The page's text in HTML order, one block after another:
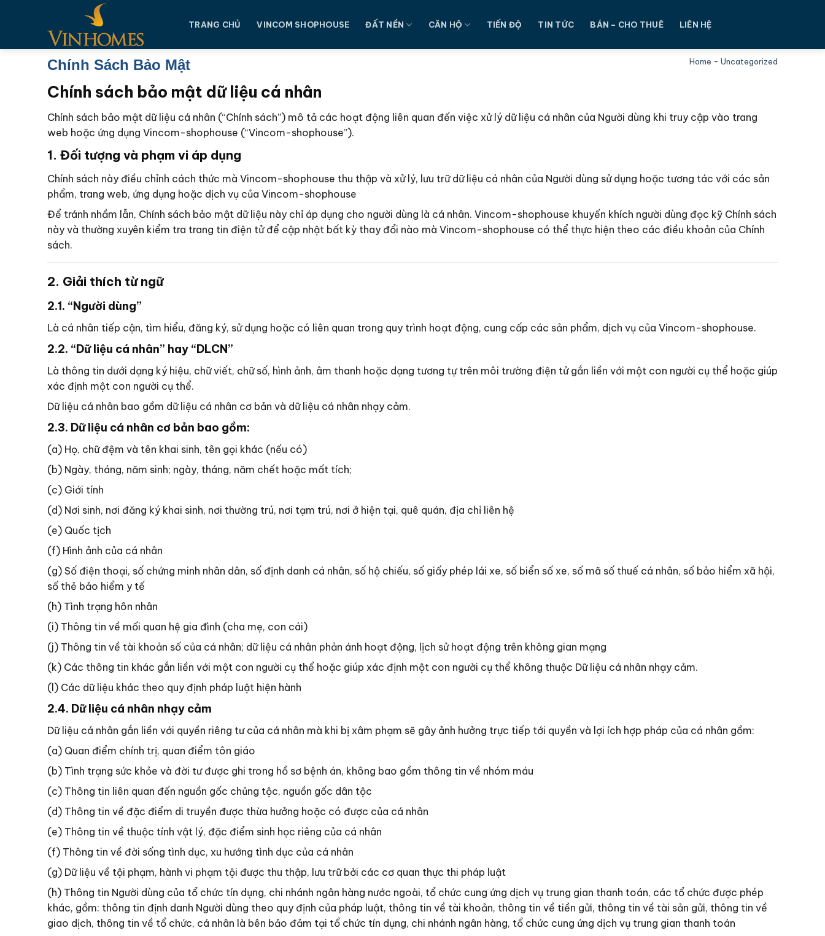
dung
TRANG CHỦ VINCOM SHOPHOUSE ĐẤT NỀN CĂN HỘ TIẾN ĐỘ TIN TỨC BÁN – CHO THUÊ LIÊN HỆ
Chính Sách Bảo Mật Home - Uncategorized
Chính sách bảo mật dữ liệu cá nhân
Chính sách bảo mật dữ liệu cá nhân (“Chính sách”) mô tả các hoạt động liên quan đến việc xử lý dữ liệu cá nhân của Người dùng khi truy cập vào trang
web hoặc ứng dụng Vincom-shophouse (“Vincom-shophouse”).
1. Đối tượng và phạm vi áp dụng
Chính sách này điều chỉnh cách thức mà Vincom-shophouse thu thập và xử lý, lưu trữ dữ liệu cá nhân của Người dùng sử dụng hoặc tương tác với các sản
phẩm, trang web, ứng dụng hoặc dịch vụ của Vincom-shophouse
Để tránh nhầm lẫn, Chính sách bảo mật dữ liệu này chỉ áp dụng cho người dùng là cá nhân. Vincom-shophouse khuyến khích người dùng đọc kỹ Chính sách
này và thường xuyên kiểm tra trang tin điện tử để cập nhật bất kỳ thay đổi nào mà Vincom-shophouse có thể thực hiện theo các điều khoản của Chính
sách.
2. Giải thích từ ngữ
2.1. “Người dùng”
Là cá nhân tiếp cận, tìm hiểu, đăng ký, sử dụng hoặc có liên quan trong quy trình hoạt động, cung cấp các sản phẩm, dịch vụ của Vincom-shophouse.
2.2. “Dữ liệu cá nhân” hay “DLCN”
Là thông tin dưới dạng ký hiệu, chữ viết, chữ số, hình ảnh, âm thanh hoặc dạng tương tự trên môi trường điện tử gắn liền với một con người cụ thể hoặc giúp
xác định một con người cụ thể.
Dữ liệu cá nhân bao gồm dữ liệu cá nhân cơ bản và dữ liệu cá nhân nhạy cảm.
2.3. Dữ liệu cá nhân cơ bản bao gồm:
(a) Họ, chữ đệm và tên khai sinh, tên gọi khác (nếu có)
(b) Ngày, tháng, năm sinh; ngày, tháng, năm chết hoặc mất tích;
(c) Giới tính
(d) Nơi sinh, nơi đăng ký khai sinh, nơi thường trú, nơi tạm trú, nơi ở hiện tại, quê quán, địa chỉ liên hệ
(e) Quốc tịch
(f) Hình ảnh của cá nhân
(g) Số điện thoại, số chứng minh nhân dân, số định danh cá nhân, số hộ chiếu, số giấy phép lái xe, số biển số xe, số mã số thuế cá nhân, số bảo hiểm xã hội,
số thẻ bảo hiểm y tế
(h) Tình trạng hôn nhân
(i) Thông tin về mối quan hệ gia đình (cha mẹ, con cái)
(j) Thông tin về tài khoản số của cá nhân; dữ liệu cá nhân phản ánh hoạt động, lịch sử hoạt động trên không gian mạng
(k) Các thông tin khác gắn liền với một con người cụ thể hoặc giúp xác định một con người cụ thể không thuộc Dữ liệu cá nhân nhạy cảm.
(l) Các dữ liệu khác theo quy định pháp luật hiện hành
2.4. Dữ liệu cá nhân nhạy cảm
Dữ liệu cá nhân gắn liền với quyền riêng tư của cá nhân mà khi bị xâm phạm sẽ gây ảnh hưởng trực tiếp tới quyền và lợi ích hợp pháp của cá nhân gồm:
(a) Quan điểm chính trị, quan điểm tôn giáo
(b) Tình trạng sức khỏe và đời tư được ghi trong hồ sơ bệnh án, không bao gồm thông tin về nhóm máu
(c) Thông tin liên quan đến nguồn gốc chủng tộc, nguồn gốc dân tộc
(d) Thông tin về đặc điểm di truyền được thừa hưởng hoặc có được của cá nhân
(e) Thông tin về thuộc tính vật lý, đặc điểm sinh học riêng của cá nhân
(f) Thông tin về đời sống tình dục, xu hướng tình dục của cá nhân
(g) Dữ liệu về tội phạm, hành vi phạm tội được thu thập, lưu trữ bởi các cơ quan thực thi pháp luật
(h) Thông tin Người dùng của tổ chức tín dụng, chi nhánh ngân hàng nước ngoài, tổ chức cung ứng dịch vụ trung gian thanh toán, các tổ chức được phép
khác, gồm: thông tin định danh Người dùng theo quy định của pháp luật, thông tin về tài khoản, thông tin về tiền gửi, thông tin về tài sản gửi, thông tin về
giao dịch, thông tin về tổ chức, cá nhân là bên bảo đảm tại tổ chức tín dụng, chi nhánh ngân hàng, tổ chức cung ứng dịch vụ trung gian thanh toán